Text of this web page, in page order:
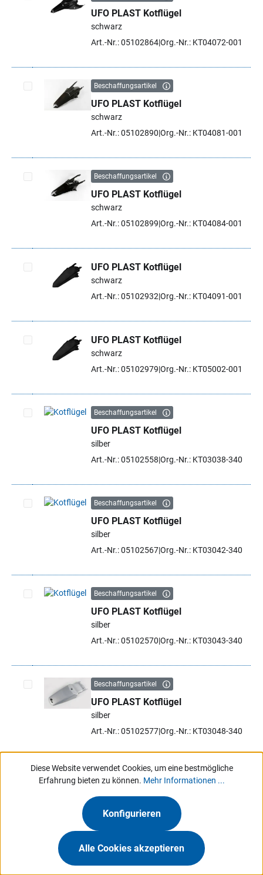
Artikel auswählen
UFO PLAST Kotflügel
schwarz
Art.-Nr.: 05102864Org.-Nr.: KT04072-001
Artikel auswählen
Beschaffungsartikel
UFO PLAST Kotflügel
schwarz
Art.-Nr.: 05102890 Org.-Nr.: KT04081-001
Artikel auswählen
Beschaffungsartikel
UFO PLAST Kotflügel
schwarz
Art.-Nr.: 05102899 Org.-Nr.: KT04084-001
Artikel auswählen
UFO PLAST Kotflügel
schwarz
Art.-Nr.: 05102932 Org.-Nr.: KT04091-001
Artikel auswählen
UFO PLAST Kotflügel
schwarz
Art.-Nr.: 05102979 Org.-Nr.: KT05002-001
Artikel auswählen
Beschaffungsartikel
UFO PLAST Kotflügel
silber
Art.-Nr.: 05102558 Org.-Nr.: KT03038-340
Artikel auswählen
Beschaffungsartikel
UFO PLAST Kotflügel
silber
Art.-Nr.: 05102567Org.-Nr.: KT03042-340
Artikel auswählen
Beschaffungsartikel
UFO PLAST Kotflügel
silber
Art.-Nr.: 05102570 Org.-Nr.: KT03043-340
Artikel auswählen
Beschaffungsartikel
UFO PLAST Kotflügel
silber
Art.-Nr.: 05102577Org.-Nr.: KT03048-340
Artikel auswählen
Beschaffungsartikel
Art.-Nr.: 05102580
Org.-Nr.: KT03049-340
Beschaffungsartikel
Diese Website verwendet Cookies, um eine bestmögliche
Erfahrung bieten zu können. Mehr Informationen ...
Konfigurieren
Alle Cookies akzeptieren